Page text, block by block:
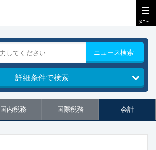
ニュース検索
詳細条件で検索
国内税務 国際税務 会計